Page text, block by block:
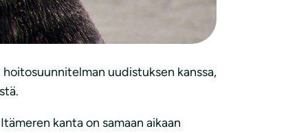
uudistuksen kanssa,
kanta on samaan aikaan